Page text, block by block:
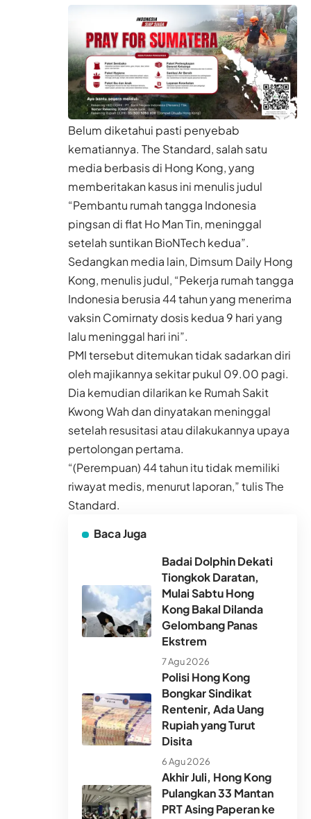
Belum diketahui pasti penyebab
kematiannya. The Standard, salah satu
media berbasis di Hong Kong, yang
memberitakan kasus ini menulis judul
“Pembantu rumah tangga Indonesia
pingsan di flat Ho Man Tin, meninggal
setelah suntikan BioNTech kedua”.
Sedangkan media lain, Dimsum Daily Hong
Kong, menulis judul, “Pekerja rumah tangga
Indonesia berusia 44 tahun yang menerima
vaksin Comirnaty dosis kedua 9 hari yang
lalu meninggal hari ini”.
PMI tersebut ditemukan tidak sadarkan diri
oleh majikannya sekitar pukul 09.00 pagi.
Dia kemudian dilarikan ke Rumah Sakit
Kwong Wah dan dinyatakan meninggal
setelah resusitasi atau dilakukannya upaya
pertolongan pertama.
“(Perempuan) 44 tahun itu tidak memiliki
riwayat medis, menurut laporan,” tulis The
Standard.
Baca Juga
Badai Dolphin Dekati
Tiongkok Daratan,
Mulai Sabtu Hong
Kong Bakal Dilanda
Gelombang Panas
Ekstrem
7 Agu 2026
Polisi Hong Kong
Bongkar Sindikat
Rentenir, Ada Uang
Rupiah yang Turut
Disita
6 Agu 2026
Akhir Juli, Hong Kong
Pulangkan 33 Mantan
PRT Asing Paperan ke